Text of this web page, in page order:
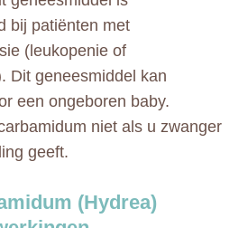
bij patiënten met
(leukopenie of
Dit geneesmiddel kan
een ongeboren baby.
niet als u zwanger
geeft.
(Hydrea)